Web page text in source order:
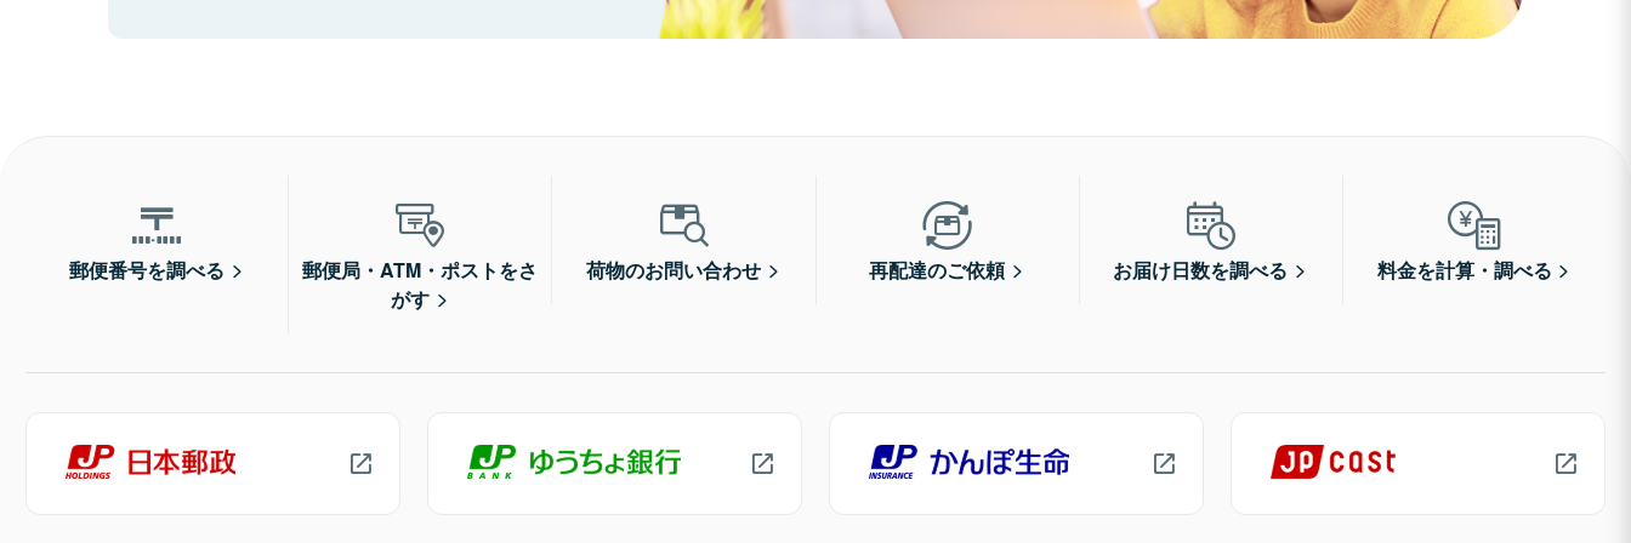
郵便番号を調べる
郵便局・ATM・ポストをさ
がす
荷物のお問い合わせ 再配達のご依頼 お届け日数を調べる 料金を計算・調べる